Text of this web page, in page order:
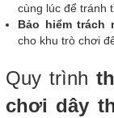
cùng lúc để tránh
Bảo hiểm trách
cho khu trò chơi
Quy trình
chơi dây